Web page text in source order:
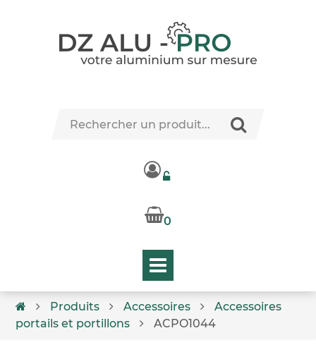
0
Produits Accessoires
Accessoires
portails et portillons
ACPO1044